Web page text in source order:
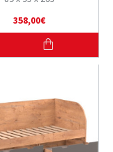
358,00€